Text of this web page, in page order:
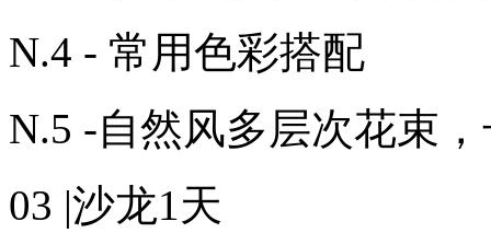
N.4 - 常用色彩搭配
N.5 -自然风多层次花束
03 |沙龙1天